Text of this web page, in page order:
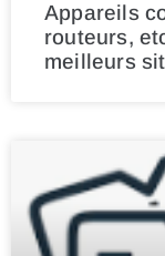
Appareils
routeurs,
meilleurs